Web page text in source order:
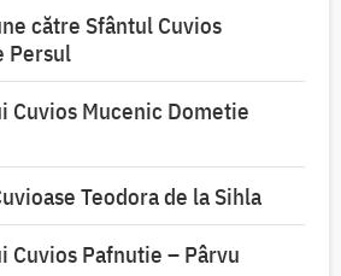
către Sfântul Cuvios
Persul
Cuvios Mucenic Dometie
Teodora de la Sihla
Cuvios Pafnutie – Pârvu